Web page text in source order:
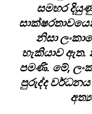
සමහර
නිසා
හැකියාව ඇත.
පමණි. මේ,
පුරුද්ද